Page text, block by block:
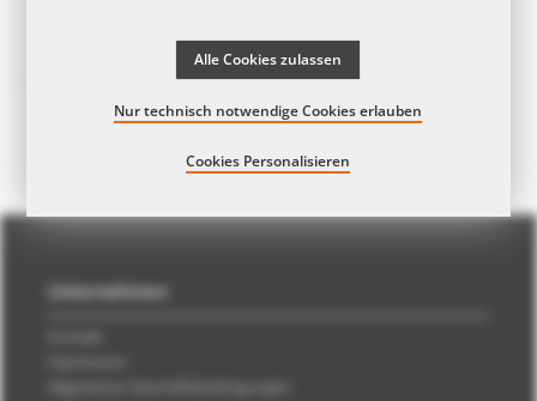
Alle Cookies zulassen
Nur technisch notwendige Cookies erlauben
Cookies Personalisieren
Werbe-Klappkarte mit Portionspackung Van Houten Kakaogetränk und Werbebedruckung
| ab 10 Arb.-Tg. | ab 250 Stk.
Unternehmen